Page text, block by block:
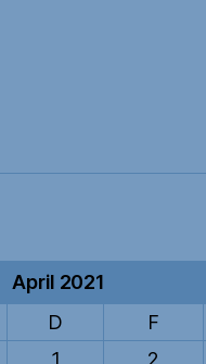
April 2021
D F
1
2